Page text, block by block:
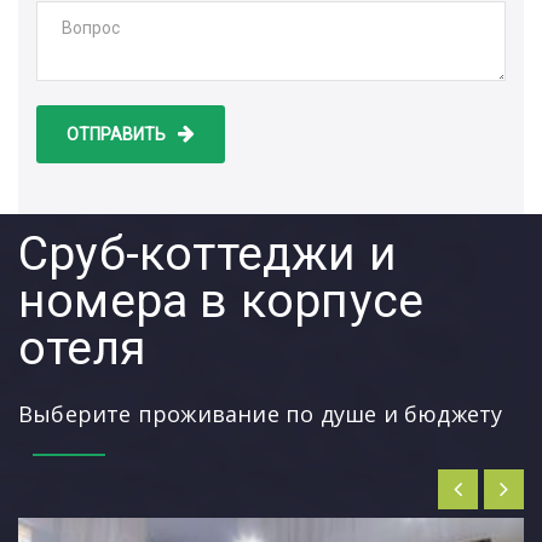
ОТПРАВИТЬ
Сруб-коттеджи и
номера в корпусе
отеля
Выберите проживание по душе и бюджету